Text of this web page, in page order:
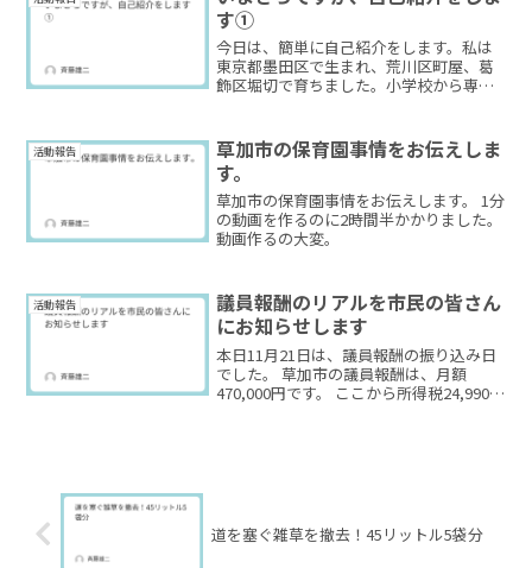
め、今日は自分でさっと作業...
す①
今日は、簡単に自己紹介をします。私は
東京都墨田区で生まれ、荒川区町屋、葛
飾区堀切で育ちました。小学校から専門
東京生まれ・東京育ちなので、草加には
地縁も血縁もありませ...
活動報告
草加市の保育園事情をお伝えしま
す。
草加市の保育園事情をお伝えします。 1分
の動画を作るのに2時間半かかりました。
動画作るの大変。
活動報告
議員報酬のリアルを市民の皆さん
にお知らせします
本日11月21日は、議員報酬の振り込み日
でした。 草加市の議員報酬は、月額
470,000円です。 ここから所得税24,990
道を塞ぐ雑草を撤去！45リットル5袋分